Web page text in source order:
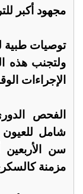
مجهود أكبر
توصيات
ولتجنب هذه
الإجراءات
الفحص
شامل
سن
مزمنة